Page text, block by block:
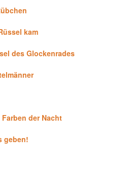
kam
des Glockenrades
der Nacht
geben!